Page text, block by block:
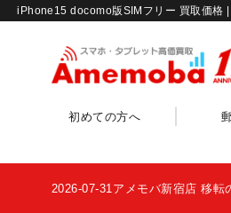
iPhone15 docomo版SIMフリー 買取価格 |
初めての方へ
2026-07-31 アメモバ新宿店 移転